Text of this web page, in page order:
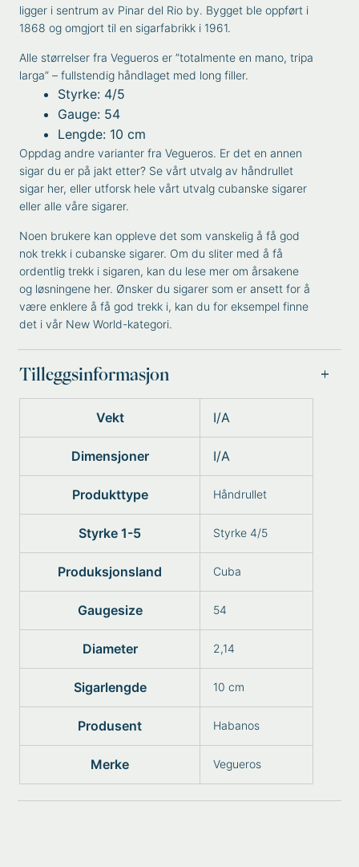
ligger i sentrum av Pinar del Rio by. Bygget ble oppført i
1868 og omgjort til en sigarfabrikk i 1961.
Alle størrelser fra Vegueros er ”totalmente en mano, tripa
larga” – fullstendig håndlaget med long filler.
Styrke: 4/5
Gauge: 54
Lengde: 10 cm
Oppdag andre varianter fraVegueros. Er det en annen
sigar du er på jakt etter? Se vårt utvalg av håndrullet
sigar her, eller utforsk hele vårt utvalgcubanske sigarer
eller alle våre sigarer.
Noen brukere kan oppleve det som vanskelig å få god
nok trekk i cubanske sigarer. Om du sliter med å få
ordentlig trekk i sigaren, kan du lese mer omårsakene
og løsningene her. Ønsker du sigarer som er ansett for å
være enklere å få god trekk i, kan du for eksempel finne
det i vår New World-kategori.
Tilleggsinformasjon
Vekt I/A
Dimensjoner I/A
Produkttype Håndrullet
Styrke 1-5 Styrke 4/5
Produksjonsland Cuba
Gaugesize 54
Diameter 2,14
Sigarlengde 10 cm
Produsent Habanos
Merke Vegueros